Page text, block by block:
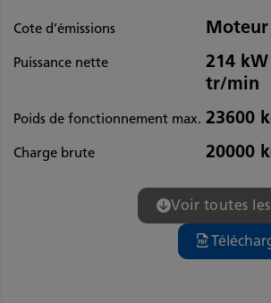
Cote d’émissions Moteur
Puissance nette
214 kW
tr/min
Poids de fonctionnement max. 23600
Charge brute 20000
Voir toutes